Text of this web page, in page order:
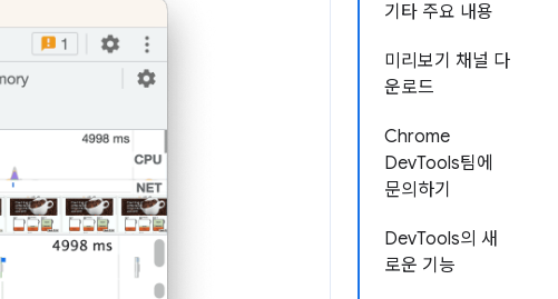
기타 주요 내용
미리보기 채널 다
운로드
Chrome
DevTools팀에
문의하기
DevTools의 새
로운 기능